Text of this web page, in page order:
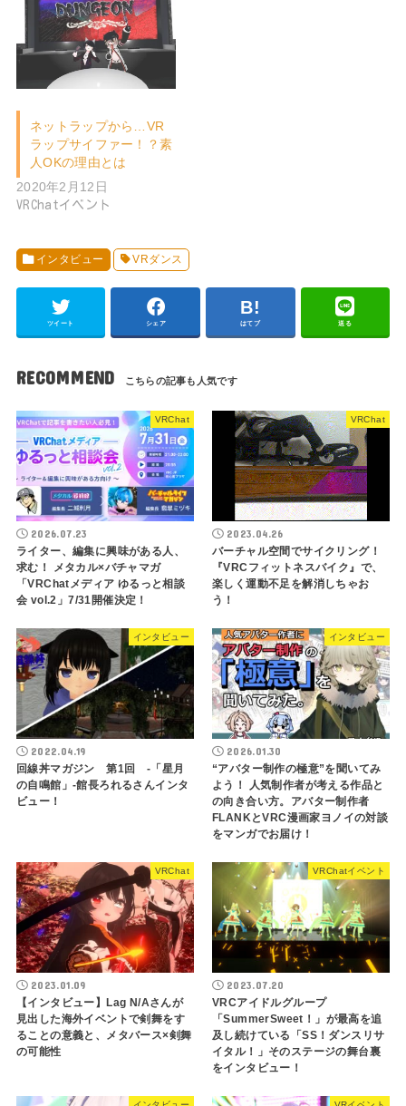
ネットラップから…VR
ラップサイファー！？素
人OKの理由とは
2020年2月12日
VRChatイベント
インタビュー VRダンス
ツイート シェア はてブ 送る
RECOMMEND
VRChat
2026.07.23
ライター、編集に興味がある人、
求む！ メタカル×バチャマガ
「VRChatメディア ゆるっと相談
会 vol.2」7/31開催決定！
VRChat
2023.04.26
バーチャル空間でサイクリング！
『VRCフィットネスバイク』で、
楽しく運動不足を解消しちゃお
う！
インタビュー
2022.04.19
回線丼マガジン 第1回 -「星月
の自鳴館」-館長ろれるさんインタ
ビュー！
インタビュー
2026.01.30
“アバター制作の極意”を聞いてみ
よう！ 人気制作者が考える作品と
の向き合い方。アバター制作者
FLANKとVRC漫画家ヨノイの対談
をマンガでお届け！
VRChat
2023.01.09
【インタビュー】Lag N/Aさんが
見出した海外イベントで剣舞をす
ることの意義と、メタバース×剣舞
の可能性
VRChatイベント
2023.07.20
VRCアイドルグループ
「SummerSweet！」が最高を追
及し続けている「SS！ダンスリサ
イタル！」そのステージの舞台裏
をインタビュー！